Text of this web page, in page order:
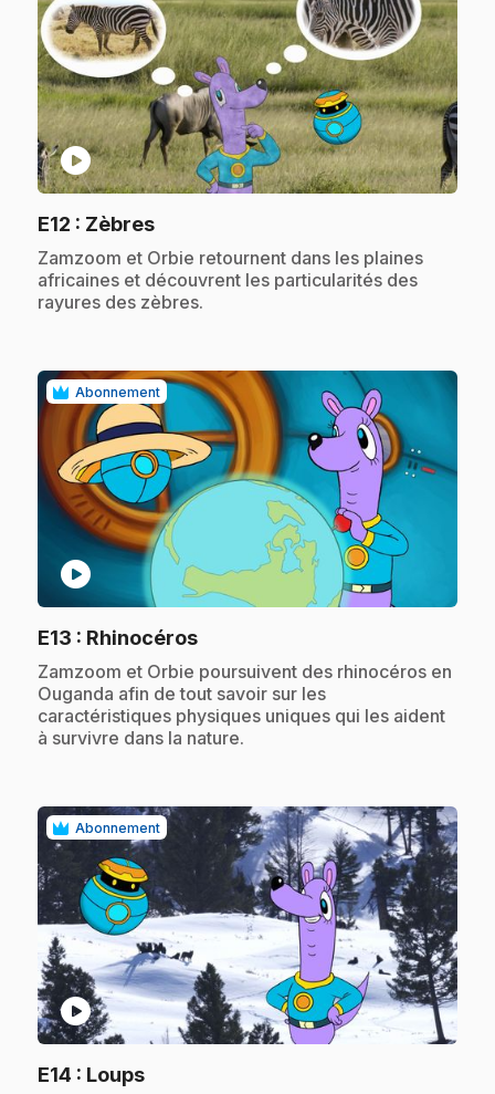
play_circle
E12 : Zèbres.
.Zamzoom et Orbie retournent dans les plaines
africaines et découvrent les particularités des
rayures des zèbres.
Abonnement
play_circle
E13 : Rhinocéros.
.Zamzoom et Orbie poursuivent des rhinocéros en
Ouganda afin de tout savoir sur les
caractéristiques physiques uniques qui les aident
à survivre dans la nature.
Abonnement
play_circle
E14 : Loups.